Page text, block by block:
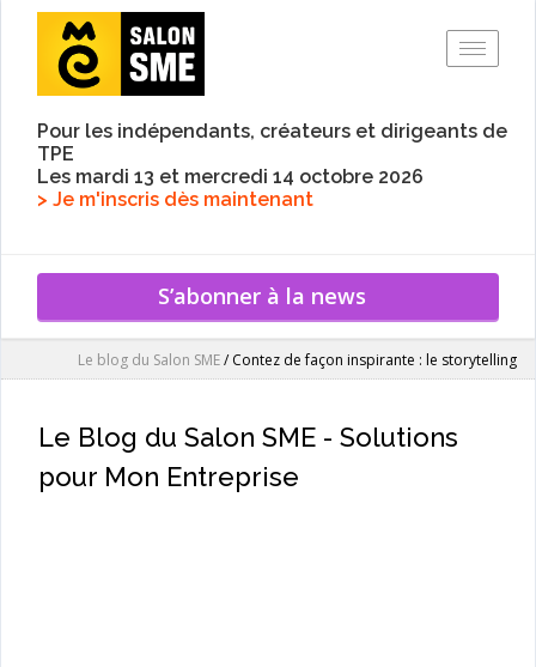
Pour les indépendants, créateurs et dirigeants de
TPE
Les mardi 13 et mercredi 14 octobre 2026
> Je m'inscris dès maintenant
S’abonner à la news
Le blog du Salon SME/Contez de façon inspirante : le storytelling
Le Blog du Salon SME - Solutions
pour Mon Entreprise